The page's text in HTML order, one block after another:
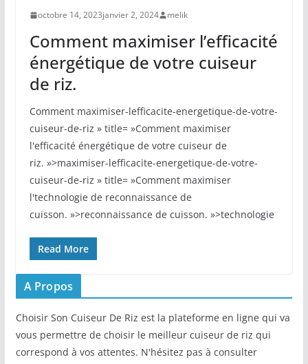
octobre 14, 2023janvier 2, 2024 melik
Comment maximiser l’efficacité
énergétique de votre cuiseur
de riz.
Comment maximiser-lefficacite-energetique-de-votre-
cuiseur-de-riz » title= »Comment maximiser
l'efficacité énergétique de votre cuiseur de
riz. »>maximiser-lefficacite-energetique-de-votre-
cuiseur-de-riz » title= »Comment maximiser
l'technologie de reconnaissance de
cuisson. »>reconnaissance de cuisson. »>technologie
Read More
A Propos
Choisir Son Cuiseur De Riz est la plateforme en ligne qui va
vous permettre de choisir le meilleur cuiseur de riz qui
correspond à vos attentes. N'hésitez pas à consulter